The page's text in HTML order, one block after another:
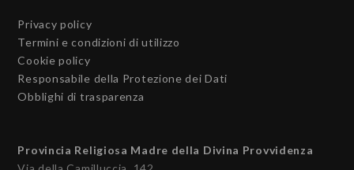
Privacy policy
Termini e condizioni di utilizzo
Cookie policy
Responsabile della Protezione dei Dati
Obblighi di trasparenza
Provincia Religiosa Madre della Divina Provvidenza